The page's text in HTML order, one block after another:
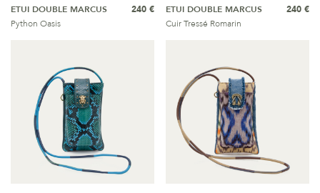
ETUI DOUBLE MARCUS
Python Oasis
240 €
ETUI DOUBLE MARCUS
Cuir Tressé Romarin
240 €